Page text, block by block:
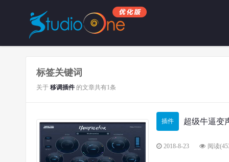
标签关键词
关于 移调插件 的文章共有1条
插件 超级牛逼变
2018-8-23 阅读